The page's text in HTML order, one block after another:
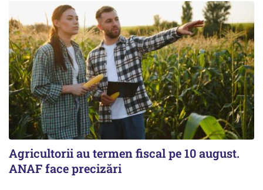
Agricultorii au termen fiscal pe 10 august.
ANAF face precizări